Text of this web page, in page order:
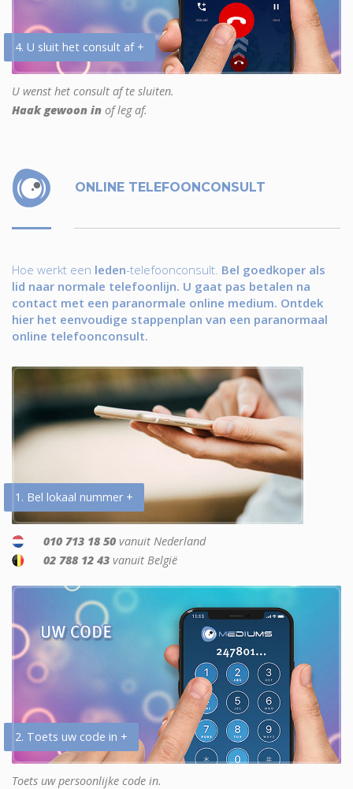
4. U sluit het consult af +
U wenst het consult af te sluiten.
Haak gewoon in of leg af.
ONLINE TELEFOONCONSULT
Hoe werkt een leden-telefoonconsult. Bel goedkoper als
lid naar normale telefoonlijn. U gaat pas betalen na
contact met een paranormale online medium. Ontdek
hier het eenvoudige stappenplan van een paranormaal
online telefoonconsult.
1. Bel lokaal nummer +
010 713 18 50 vanuit Nederland
02 788 12 43 vanuit België
2. Toets uw code in +
Toets uw persoonlijke code in.